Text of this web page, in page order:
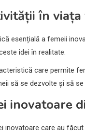
în viața
esențială a femeii
idei în realitate.
care permite
să se dezvolte și să
inovatoare
inovatoare care au